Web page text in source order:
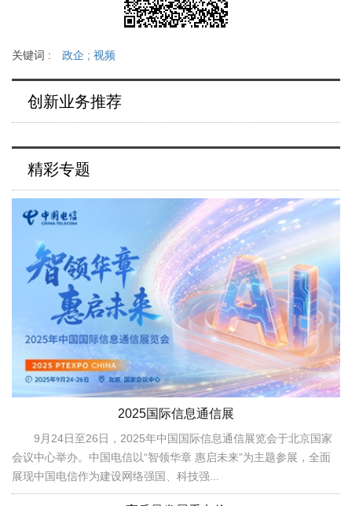
关键词 : 政企 ; 视频
创新业务推荐
精彩专题
2025国际信息通信展
9月24日至26日，2025年中国国际信息通信展览会于北京国家
会议中心举办。中国电信以“智领华章 惠启未来”为主题参展，全面
展现中国电信作为建设网络强国、科技强...